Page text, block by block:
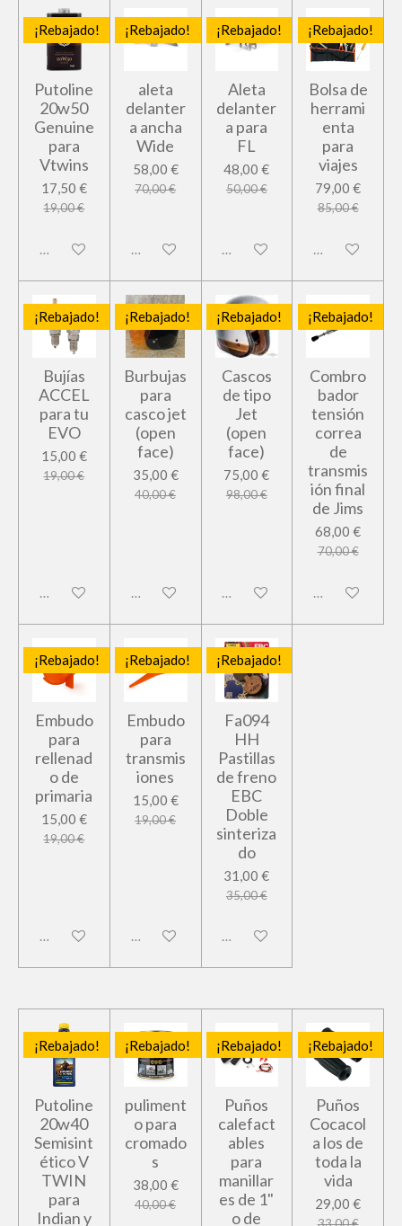
¡Rebajado!
Putoline
20w50
Genuine
para
Vtwins
17,50 €
19,00 €
Deshabilitado
¡Rebajado!
aleta
delanter
a ancha
Wide
58,00 €
70,00 €
Deshabilitado
¡Rebajado!
Aleta
delanter
a para
FL
48,00 €
50,00 €
Deshabilitado
¡Rebajado!
Bolsa de
herrami
enta
para
viajes
79,00 €
85,00 €
Deshabilitado
¡Rebajado!
Bujías
ACCEL
para tu
EVO
15,00 €
19,00 €
Deshabilitado
¡Rebajado!
Burbujas
para
casco jet
(open
face)
35,00 €
40,00 €
Deshabilitado
¡Rebajado!
Cascos
de tipo
Jet
(open
face)
75,00 €
98,00 €
Deshabilitado
¡Rebajado!
Combro
bador
tensión
correa
de
transmis
ión final
de Jims
68,00 €
70,00 €
Deshabilitado
¡Rebajado!
Embudo
para
rellenad
o de
primaria
15,00 €
19,00 €
Deshabilitado
¡Rebajado!
Embudo
para
transmis
iones
15,00 €
19,00 €
Deshabilitado
¡Rebajado!
Fa094
HH
Pastillas
de freno
EBC
Doble
sinteriza
do
31,00 €
35,00 €
Deshabilitado
¡Rebajado!
Putoline
20w40
Semisint
ético V
TWIN
para
Indian y
¡Rebajado!
puliment
o para
cromado
s
38,00 €
40,00 €
¡Rebajado!
Puños
calefact
ables
para
manillar
es de 1"
o de
¡Rebajado!
Puños
Cocacol
a los de
toda la
vida
29,00 €
33,00 €